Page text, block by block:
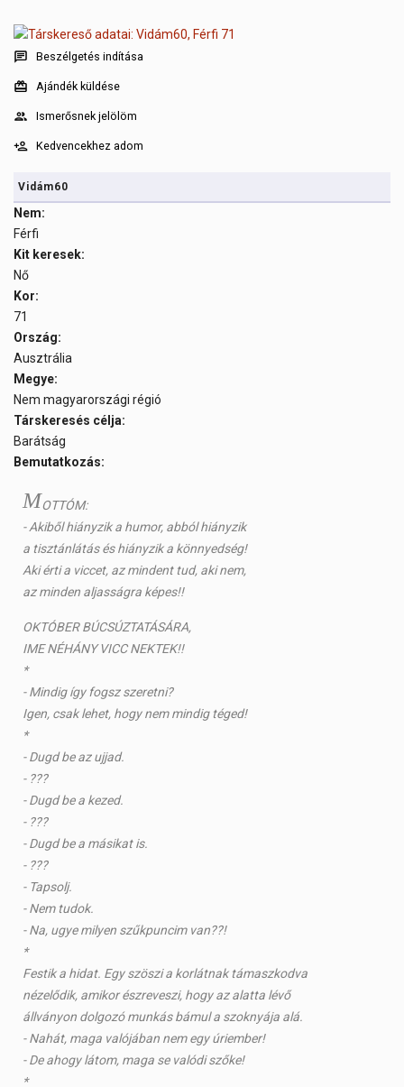
Beszélgetés indítása
Ajándék küldése
Ismerősnek jelölöm
Kedvencekhez adom
Vidám60
Nem:
Férfi
Kit keresek:
Nő
Kor:
71
Ország:
Ausztrália
Megye:
Nem magyarországi régió
Társkeresés célja:
Barátság
Bemutatkozás:
MOTTÓM:
- Akiből hiányzik a humor, abból hiányzik
a tisztánlátás és hiányzik a könnyedség!
Aki érti a viccet, az mindent tud, aki nem,
az minden aljasságra képes!!
OKTÓBER BÚCSÚZTATÁSÁRA,
IME NÉHÁNY VICC NEKTEK!!
*
- Mindig így fogsz szeretni?
Igen, csak lehet, hogy nem mindig téged!
*
- Dugd be az ujjad.
- ???
- Dugd be a kezed.
- ???
- Dugd be a másikat is.
- ???
- Tapsolj.
- Nem tudok.
- Na, ugye milyen szűkpuncim van??!
*
Festik a hidat. Egy szöszi a korlátnak támaszkodva
nézelődik, amikor észreveszi, hogy az alatta lévő
állványon dolgozó munkás bámul a szoknyája alá.
- Nahát, maga valójában nem egy úriember!
- De ahogy látom, maga se valódi szőke!
*